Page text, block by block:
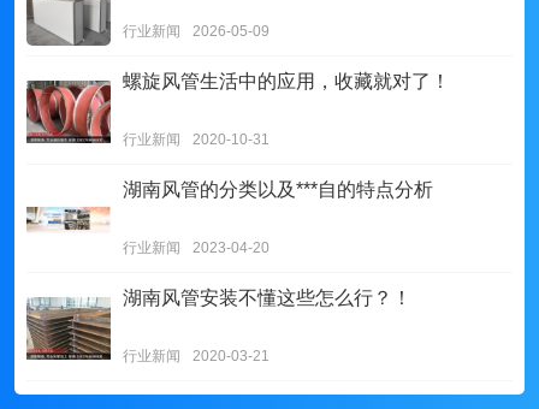
行业新闻 2026-05-09
螺旋风管生活中的应用，收藏就对了！
行业新闻 2020-10-31
湖南风管的分类以及***自的特点分析
行业新闻 2023-04-20
湖南风管安装不懂这些怎么行？！
行业新闻 2020-03-21